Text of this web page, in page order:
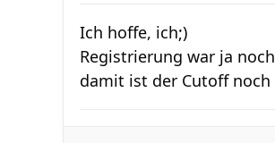
Ich hoffe, ich;)
Registrierung war ja
damit ist der Cutoff noch